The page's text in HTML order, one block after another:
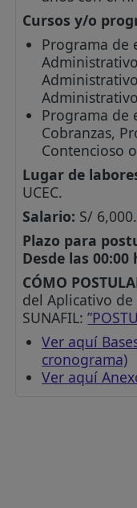
Cursos y/o
Programa de
Programa de
Cobranzas,
Contencioso
Lugar de
UCEC.
Salario: S/
Plazo para
Desde las
CÓMO
del Aplicativo de
SUNAFIL:
Ver aquí
cronograma)
Ver aquí